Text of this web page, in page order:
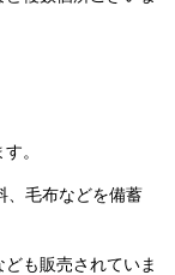
。
、毛布などを備蓄
も販売されていま